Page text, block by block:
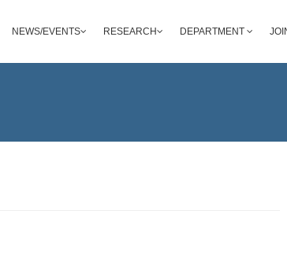
NEWS/EVENTS RESEARCH DEPARTMENT